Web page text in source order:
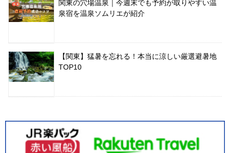
関東の穴場温泉｜今週末でも予約が取りやすい温
泉宿を温泉ソムリエが紹介
【関東】猛暑を忘れる！本当に涼しい厳選避暑地
TOP10